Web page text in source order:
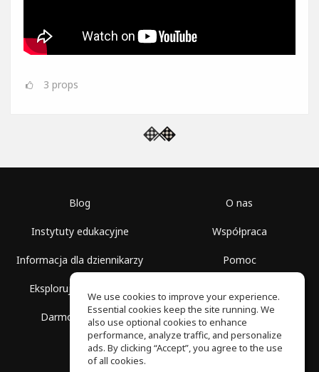
3 props
Blog
Instytuty edukacyjne
Informacja dla dziennikarzy
Eksploruj przestrzenie
Darmowa szkoła
O nas
Współpraca
Pomoc
Polityka prywatności
We use cookies to improve your experience.
Essential cookies keep the site running. We
also use optional cookies to enhance
performance, analyze traffic, and personalize
ads. By clicking “Accept”, you agree to the use
of all cookies.